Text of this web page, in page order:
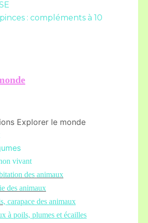
: compléments à 10
Explorer le monde
s
vivant
des animaux
des animaux
carapace des animaux
à poils, plumes et écailles